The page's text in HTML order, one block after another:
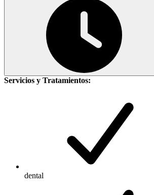
Servicios y Tratamientos:
dental